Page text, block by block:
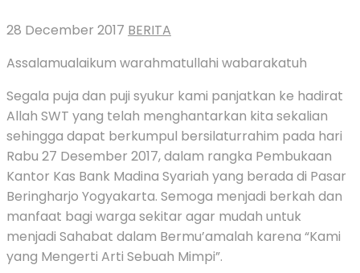
28 December 2017 BERITA
Assalamualaikum warahmatullahi wabarakatuh
Segala puja dan puji syukur kami panjatkan ke hadirat
Allah SWT yang telah menghantarkan kita sekalian
sehingga dapat berkumpul bersilaturrahim pada hari
Rabu 27 Desember 2017, dalam rangka Pembukaan
Kantor Kas Bank Madina Syariah yang berada di Pasar
Beringharjo Yogyakarta. Semoga menjadi berkah dan
manfaat bagi warga sekitar agar mudah untuk
menjadi Sahabat dalam Bermu’amalah karena “Kami
yang Mengerti Arti Sebuah Mimpi”.